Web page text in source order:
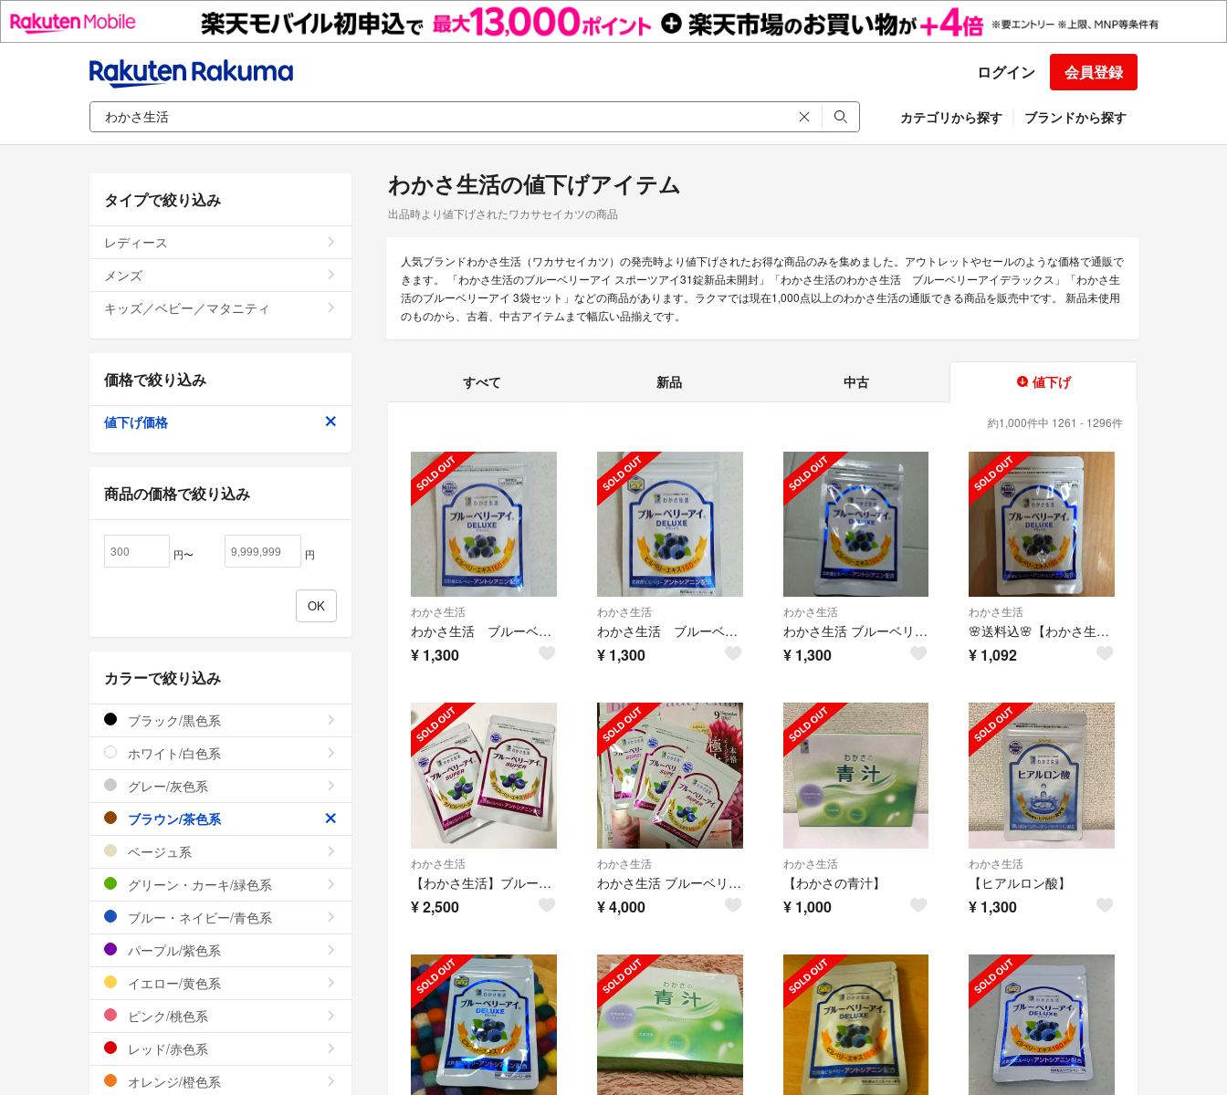
ログイン 会員登録
カテゴリから探す ブランドから探す
わかさ生活の値下げアイテム
出品時より値下げされたワカサセイカツの商品
人気ブランドわかさ生活（ワカサセイカツ）の発売時より値下げされたお得な商品のみを集めました。アウトレットやセールのような価格で通販で
きます。 「わかさ生活のブルーベリーアイ スポーツアイ31錠新品未開封」「わかさ生活のわかさ生活 ブルーベリーアイデラックス」「わかさ生
活のブルーベリーアイ 3袋セット」などの商品があります。ラクマでは現在1,000点以上のわかさ生活の通販できる商品を販売中です。 新品未使用
のものから、古着、中古アイテムまで幅広い品揃えです。
すべて 新品 中古 値下げ
約1,000件中 1261 - 1296件
わかさ生活
わかさ生活 ブルーベリーアイデラックス
¥ 1,300
わかさ生活
わかさ生活 ブルーベリーアイデラックス
¥ 1,300
わかさ生活
わかさ生活 ブルーベリーアイ 31粒
¥ 1,300
わかさ生活
🌸送料込🌸【わかさ生活】ブルーベリーアイ🍇✨
¥ 1,092
わかさ生活
【わかさ生活】ブルーベリーアイ SUPER
¥2,500
わかさ生活
わかさ生活 ブルーベリーアイ 3袋セット 新品
¥4,000
わかさ生活
【わかさの青汁】
¥ 1,000
わかさ生活
【ヒアルロン酸】
¥ 1,300
タイプで絞り込み
レディース
メンズ
キッズ／ベビー／マタニティ
価格で絞り込み
値下げ価格
商品の価格で絞り込み
円〜 円
カラーで絞り込み
ブラック/黒色系
ホワイト/白色系
グレー/灰色系
ブラウン/茶色系
ベージュ系
グリーン・カーキ/緑色系
ブルー・ネイビー/青色系
パープル/紫色系
イエロー/黄色系
ピンク/桃色系
レッド/赤色系
オレンジ/橙色系